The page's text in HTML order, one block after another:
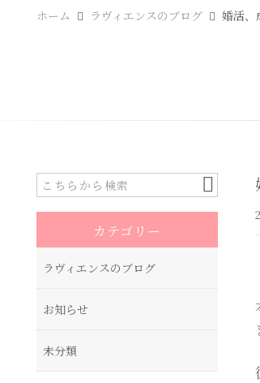
ホーム ラヴィエンスのブログ 婚活、
カテゴリー
ラヴィエンスのブログ
お知らせ
未分類